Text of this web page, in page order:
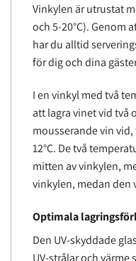
Vinkylen är utrustat
och 5-20°C). Genom
har du alltid
för dig och dina
I en vinkyl med två
att lagra vinet vid två
mousserande vin
12°C. De två
mitten av vinkylen,
vinkylen, medan den
Optimala
Den UV-skyddade
UV-strålar och